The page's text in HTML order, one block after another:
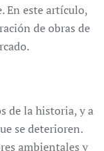
En este artículo,
de obras de
de la historia, y a
se deterioren.
ambientales y